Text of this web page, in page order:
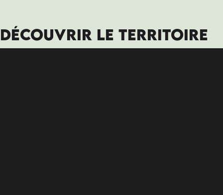
DÉCOUVRIR LE TERRITOIRE